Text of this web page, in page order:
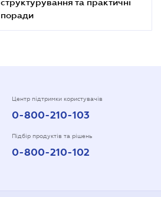
поради
Центр підтримки користувачів
0-800-210-103
Підбір продуктів та рішень
0-800-210-102